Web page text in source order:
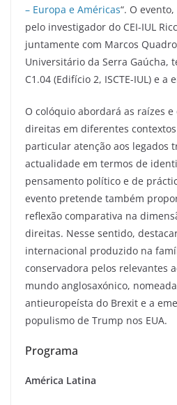
– Europa e Américas“. O
pelo investigador do CEI-IUL
juntamente com Marcos
Universitário da Serra Gaúcha,
C1.04 (Edifício 2, ISCTE-IUL) e a
O colóquio abordará as raízes
direitas em diferentes
particular atenção aos legados
actualidade em termos de
pensamento político e de
evento pretende também
reflexão comparativa na
direitas. Nesse sentido,
internacional produzido na
conservadora pelos relevantes
mundo anglosaxónico,
antieuropeísta do Brexit e a
populismo de Trump nos EUA.
Programa
América Latina